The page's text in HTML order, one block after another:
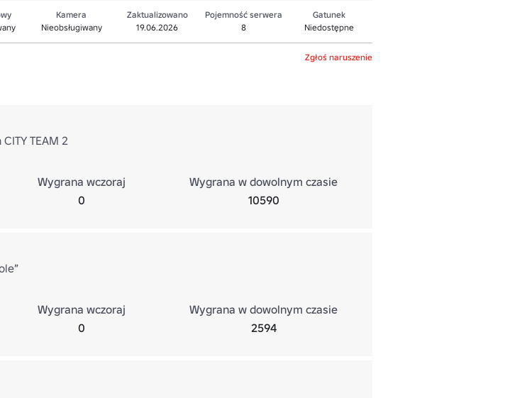
Kamera
Nieobsługiwany
Zaktualizowano
19.06.2026
Pojemność serwera
8
Gatunek
Niedostępne
Zgłoś naruszenie
TEAM 2
Wygrana wczoraj
0
Wygrana w dowolnym czasie
10590
Wygrana wczoraj
0
Wygrana w dowolnym czasie
2594